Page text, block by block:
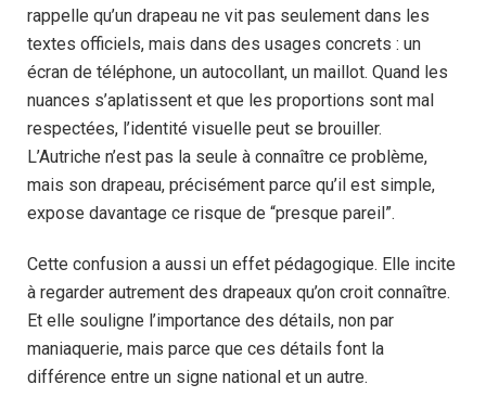
rappelle qu’un drapeau ne vit pas seulement dans les
textes officiels, mais dans des usages concrets : un
écran de téléphone, un autocollant, un maillot. Quand les
nuances s’aplatissent et que les proportions sont mal
respectées, l’identité visuelle peut se brouiller.
L’Autriche n’est pas la seule à connaître ce problème,
mais son drapeau, précisément parce qu’il est simple,
expose davantage ce risque de “presque pareil”.
Cette confusion a aussi un effet pédagogique. Elle incite
à regarder autrement des drapeaux qu’on croit connaître.
Et elle souligne l’importance des détails, non par
maniaquerie, mais parce que ces détails font la
différence entre un signe national et un autre.